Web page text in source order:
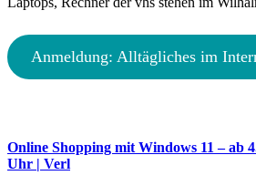
Anmeldung: Alltägliches im
Online Shopping mit Windows 11 – ab
Uhr | Verl